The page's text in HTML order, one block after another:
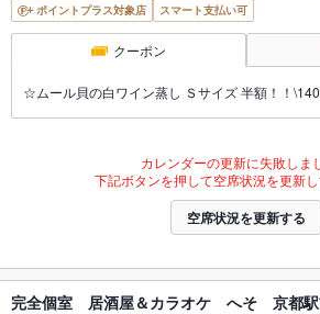
ポイントプラス対象店
スマート支払い可
クーポン
☆ムール貝の白ワイン蒸し Ｓサイズ 半額！！
カレンダーの更新に失敗しま
下記ボタンを押して空席状況を更新し
空席状況を更新する
完全個室 居酒屋＆カラオケ へそ 京都駅